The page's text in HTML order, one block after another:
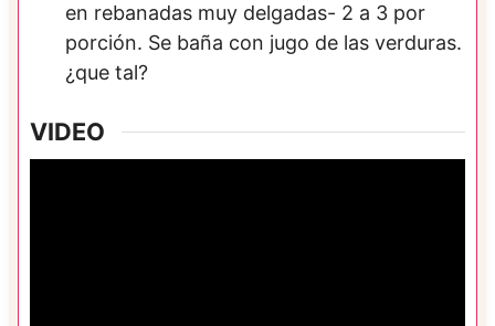
en rebanadas muy delgadas- 2 a 3 por
porción. Se baña con jugo de las verduras.
¿que tal?
VIDEO